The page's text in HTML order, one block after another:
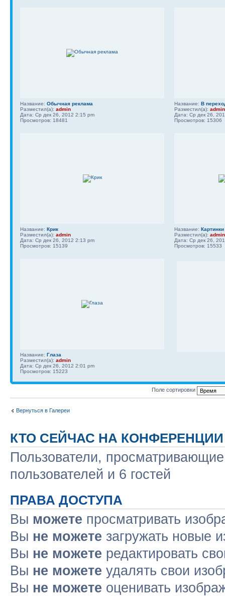
Название: Обычная реклама
Разместил(а): admin
Дата: Ср дек 26, 2012 2:15 pm
Просмотров: 18481
Название: В
Разместил(а): admin
Дата: Ср дек 26,
Просмотров: 15306
Название: Крик
Разместил(а): admin
Дата: Ср дек 26, 2012 2:13 pm
Просмотров: 15139
Название:
Разместил(а): admin
Дата: Ср дек 26,
Просмотров: 15533
Название: Глаза
Разместил(а): admin
Дата: Ср дек 26, 2012 2:01 pm
Просмотров: 15223
Поле сортировки
Вернуться в Галереи
КТО СЕЙЧАС НА КОНФЕРЕНЦИИ
Пользователи,
пользователей и 6 гостей
ПРАВА ДОСТУПА
Вы можете просматривать
Вы не можете загружать новые
Вы не можете редактировать
Вы не можете удалять свои
Вы не можете оценивать